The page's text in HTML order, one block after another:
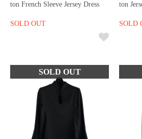
ton French Sleeve Jersey Dress
SOLD OUT
ton
SOLD